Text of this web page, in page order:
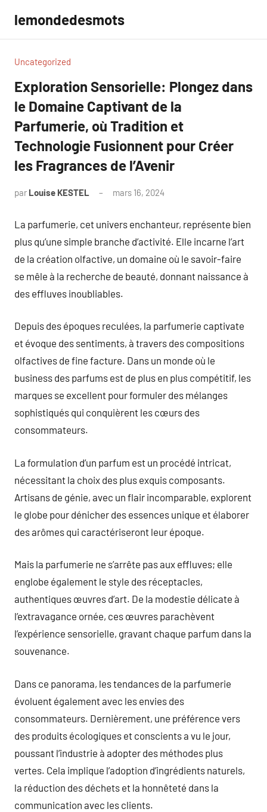
contenu
lemondedesmots
Uncategorized
Exploration Sensorielle: Plongez dans
le Domaine Captivant de la
Parfumerie, où Tradition et
Technologie Fusionnent pour Créer
les Fragrances de l’Avenir
par Louise KESTEL mars 16, 2024
La parfumerie, cet univers enchanteur, représente bien
plus qu’une simple branche d’activité. Elle incarne l’art
de la création olfactive, un domaine où le savoir-faire
se mêle à la recherche de beauté, donnant naissance à
des effluves inoubliables.
Depuis des époques reculées, la parfumerie captivate
et évoque des sentiments, à travers des compositions
olfactives de fine facture. Dans un monde où le
business des parfums est de plus en plus compétitif, les
marques se excellent pour formuler des mélanges
sophistiqués qui conquièrent les cœurs des
consommateurs.
La formulation d’un parfum est un procédé intricat,
nécessitant la choix des plus exquis composants.
Artisans de génie, avec un flair incomparable, explorent
le globe pour dénicher des essences unique et élaborer
des arômes qui caractériseront leur époque.
Mais la parfumerie ne s’arrête pas aux effluves; elle
englobe également le style des réceptacles,
authentiques œuvres d’art. De la modestie délicate à
l’extravagance ornée, ces œuvres parachèvent
l’expérience sensorielle, gravant chaque parfum dans la
souvenance.
Dans ce panorama, les tendances de la parfumerie
évoluent également avec les envies des
consommateurs. Dernièrement, une préférence vers
des produits écologiques et conscients a vu le jour,
poussant l’industrie à adopter des méthodes plus
vertes. Cela implique l’adoption d’ingrédients naturels,
la réduction des déchets et la honnêteté dans la
communication avec les clients.